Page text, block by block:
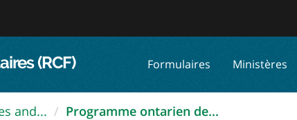
(RCF) Formulaires Ministères
and... Programme ontarien de...